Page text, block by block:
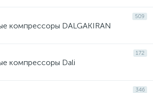
509
компрессоры DALGAKIRAN
172
компрессоры Dali
346